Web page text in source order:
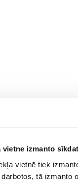
vietne izmanto
vietnē tiek
tā izmanto